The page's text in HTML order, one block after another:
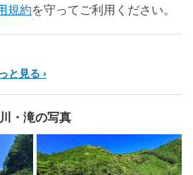
規約を守ってご利用ください。
と見る
川・滝の写真